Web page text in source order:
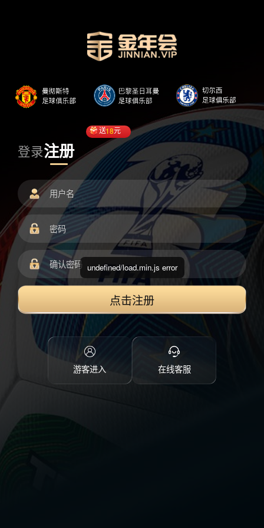
登录注册
送18元
点击注册
游客进入 在线客服
undefined/load.min.js error